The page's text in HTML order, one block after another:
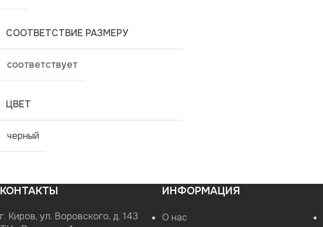
СООТВЕТСТВИЕ РАЗМЕРУ
соответствует
ЦВЕТ
черный
КОНТАКТЫ
г. Киров, ул. Воровского, д. 143
ИНФОРМАЦИЯ
О нас